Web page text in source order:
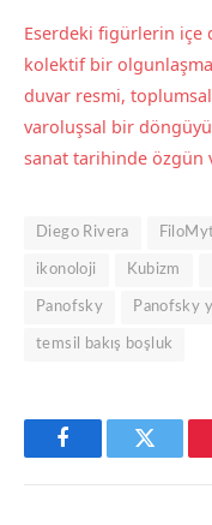
Eserdeki figürlerin içe
kolektif bir olgunlaşma
duvar resmi,
varoluşsal bir
sanat tarihinde özgün
Diego Rivera
ikonoloji Kubizm
Panofsky Panofsky
temsil bakış boşluk
FacebookTwitter